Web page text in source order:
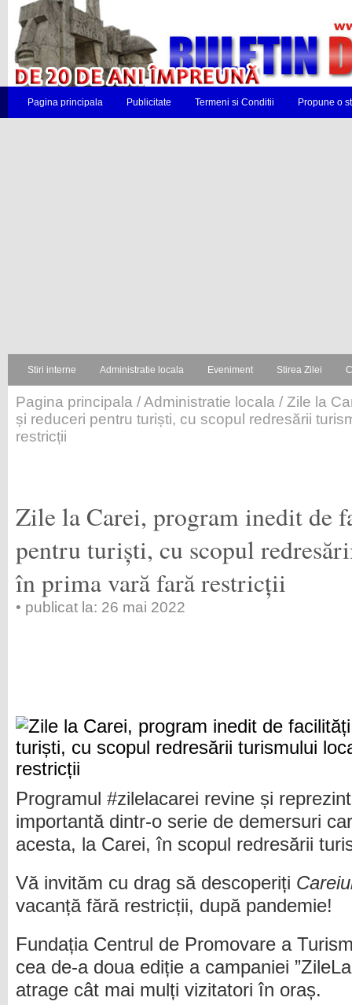
Pagina principala Publicitate Termeni si Conditii Propune o
Stiri interne Administratie locala Eveniment Stirea Zilei
Pagina principala /Administratie locala / Zile la
și reduceri pentru turiști, cu scopul redresării
restricții
Zile la Carei, program inedit de
pentru turiști, cu scopul
în prima vară fară restricții
• publicat la: 26 mai 2022
Programul #zilelacarei revine și
importantă dintr-o serie de demersuri
acesta, la Carei, în scopul redresării
Vă invităm cu drag să descoperiți
vacanță fără restricții, după pandemie!
Fundația Centrul de Promovare a
cea de-a doua ediție a campaniei
atrage cât mai mulți vizitatori în oraș.